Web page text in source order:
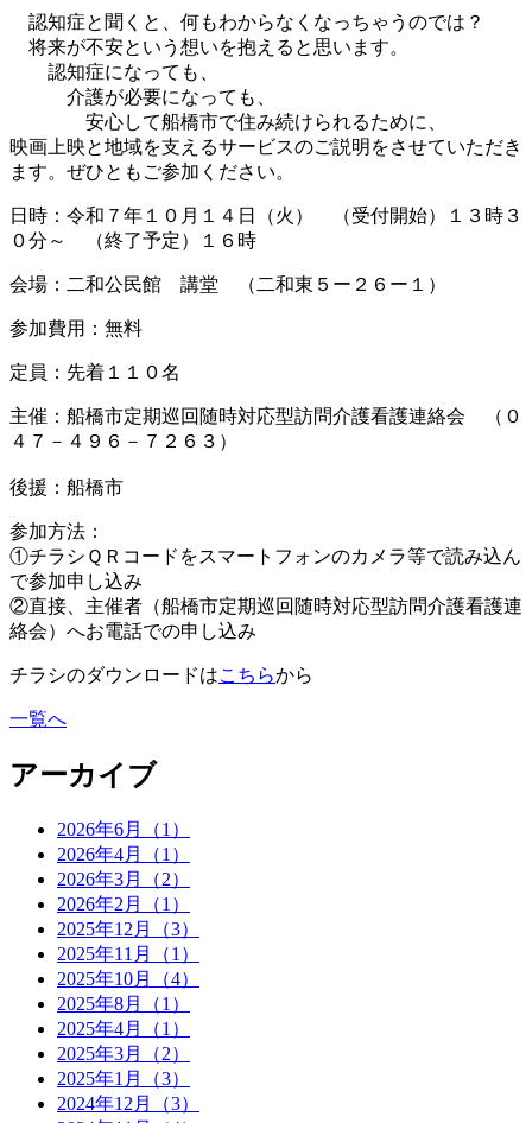
認知症と聞くと、何もわからなくなっちゃうのでは？
将来が不安という想いを抱えると思います。
認知症になっても、
介護が必要になっても、
安心して船橋市で住み続けられるために、
映画上映と地域を支えるサービスのご説明をさせていただき
ます。ぜひともご参加ください。
日時：令和７年１０月１４日（火） （受付開始）１３時３
０分～ （終了予定）１６時
会場：二和公民館 講堂 （二和東５ー２６ー１）
参加費用：無料
定員：先着１１０名
主催：船橋市定期巡回随時対応型訪問介護看護連絡会 （０
４７－４９６－７２６３）
後援：船橋市
参加方法：
①チラシＱＲコードをスマートフォンのカメラ等で読み込ん
で参加申し込み
②直接、主催者（船橋市定期巡回随時対応型訪問介護看護連
絡会）へお電話での申し込み
チラシのダウンロードはこちらから
一覧へ
アーカイブ
2026年6月（1）
2026年4月（1）
2026年3月（2）
2026年2月（1）
2025年12月（3）
2025年11月（1）
2025年10月（4）
2025年8月（1）
2025年4月（1）
2025年3月（2）
2025年1月（3）
2024年12月（3）